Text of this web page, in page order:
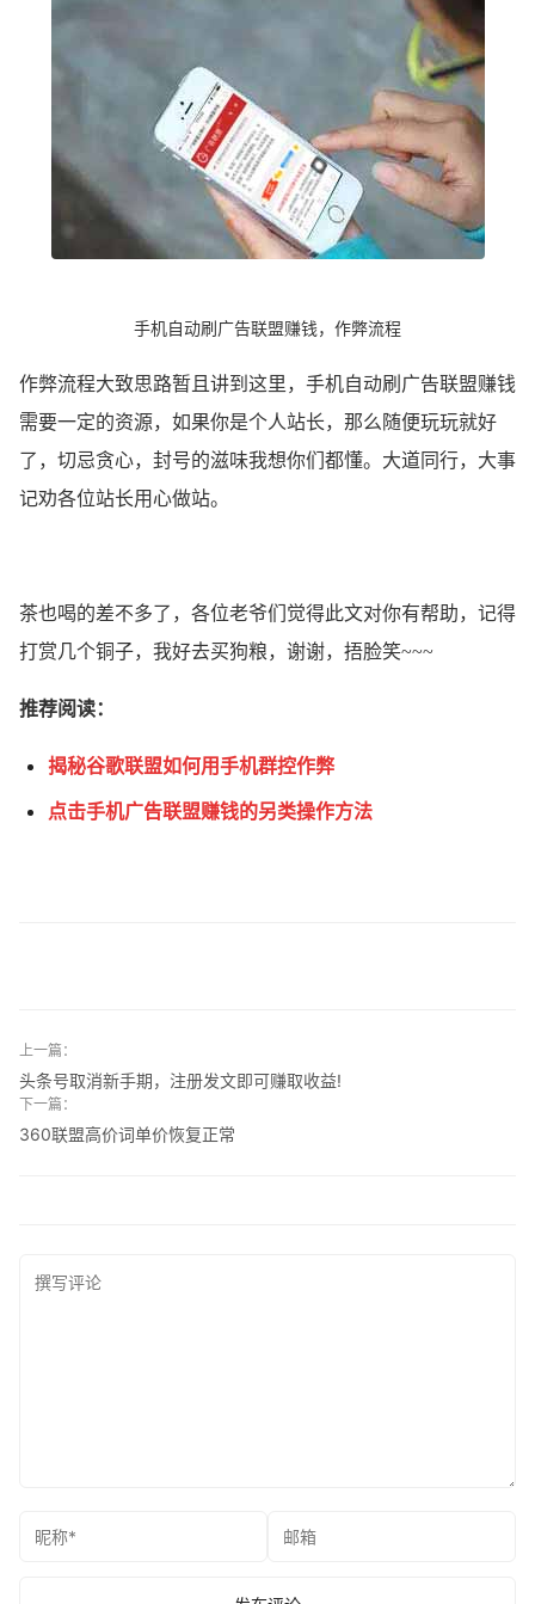
手机自动刷广告联盟赚钱，作弊流程
作弊流程大致思路暂且讲到这里，手机自动刷广告联盟赚钱
需要一定的资源，如果你是个人站长，那么随便玩玩就好
了，切忌贪心，封号的滋味我想你们都懂。大道同行，大事
记劝各位站长用心做站。
茶也喝的差不多了，各位老爷们觉得此文对你有帮助，记得
打赏几个铜子，我好去买狗粮，谢谢，捂脸笑~~~
推荐阅读：
揭秘谷歌联盟如何用手机群控作弊
点击手机广告联盟赚钱的另类操作方法
上一篇：
头条号取消新手期，注册发文即可赚取收益!
下一篇：
360联盟高价词单价恢复正常